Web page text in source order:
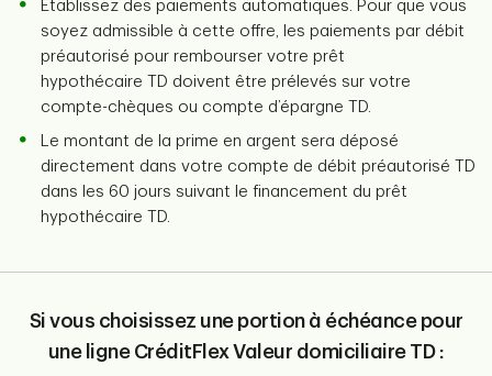
Établissez des paiements automatiques. Pour que vous
soyez admissible à cette offre, les paiements par débit
préautorisé pour rembourser votre prêt
hypothécaire TD doivent être prélevés sur votre
compte-chèques ou compte d’épargne TD.
Le montant de la prime en argent sera déposé
directement dans votre compte de débit préautorisé TD
dans les 60 jours suivant le financement du prêt
hypothécaire TD.
Si vous choisissez une portion à échéance pour
une ligne CréditFlex Valeur domiciliaire TD :